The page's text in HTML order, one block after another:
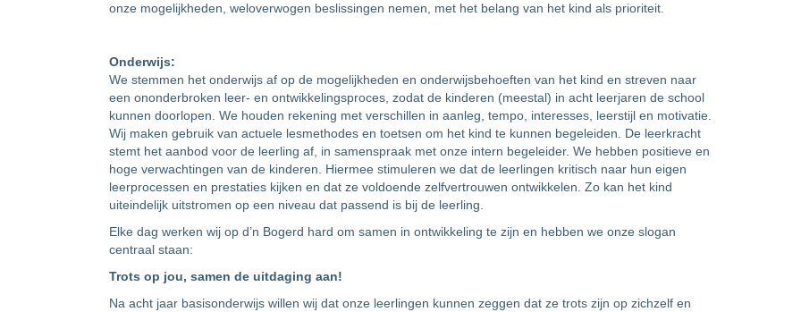
onze mogelijkheden, weloverwogen beslissingen nemen, met het belang van het kind als prioriteit.
Onderwijs:
We stemmen het onderwijs af op de mogelijkheden en onderwijsbehoeften van het kind en streven naar
een ononderbroken leer- en ontwikkelingsproces, zodat de kinderen (meestal) in acht leerjaren de school
kunnen doorlopen. We houden rekening met verschillen in aanleg, tempo, interesses, leerstijl en motivatie.
Wij maken gebruik van actuele lesmethodes en toetsen om het kind te kunnen begeleiden. De leerkracht
stemt het aanbod voor de leerling af, in samenspraak met onze intern begeleider. We hebben positieve en
hoge verwachtingen van de kinderen. Hiermee stimuleren we dat de leerlingen kritisch naar hun eigen
leerprocessen en prestaties kijken en dat ze voldoende zelfvertrouwen ontwikkelen. Zo kan het kind
uiteindelijk uitstromen op een niveau dat passend is bij de leerling.
Elke dag werken wij op d’n Bogerd hard om samen in ontwikkeling te zijn en hebben we onze slogan
centraal staan:
Trots op jou, samen de uitdaging aan!
Na acht jaar basisonderwijs willen wij dat onze leerlingen kunnen zeggen dat ze trots zijn op zichzelf en